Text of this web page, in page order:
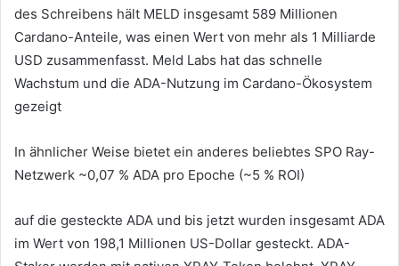
des Schreibens hält MELD insgesamt 589 Millionen
Cardano-Anteile, was einen Wert von mehr als 1 Milliarde
USD zusammenfasst. Meld Labs hat das schnelle
Wachstum und die ADA-Nutzung im Cardano-Ökosystem
gezeigt
In ähnlicher Weise bietet ein anderes beliebtes SPO Ray-
Netzwerk ~0,07 % ADA pro Epoche (~5 % ROI)
auf die gesteckte ADA und bis jetzt wurden insgesamt ADA
im Wert von 198,1 Millionen US-Dollar gesteckt. ADA-